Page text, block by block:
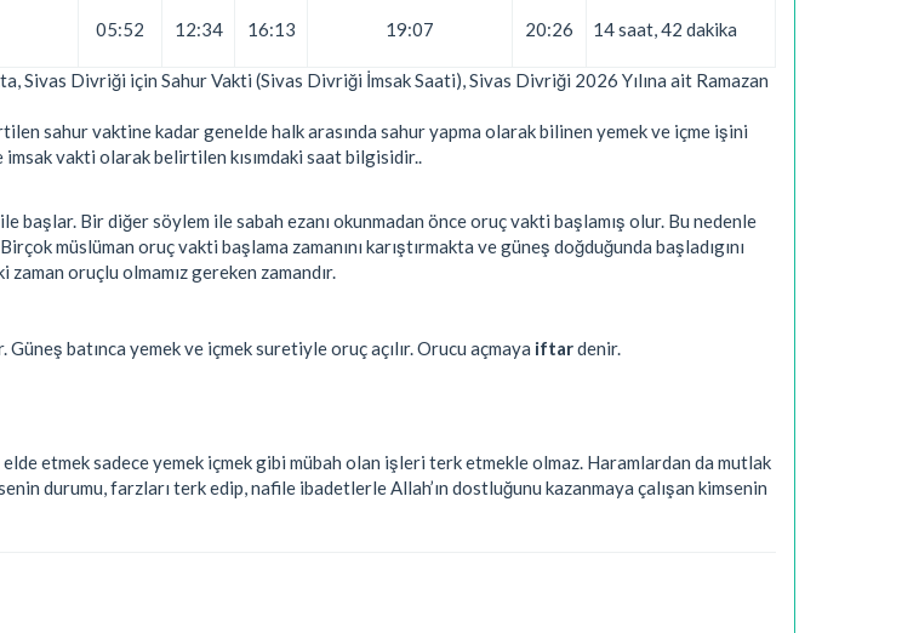
05:52 12:34 16:13 19:07 20:26 14 saat, 42 dakika
Divriği için Sahur Vakti (Sivas Divriği İmsak Saati), Sivas Divriği 2026 Yılına ait Ramazan
sahur vaktine kadar genelde halk arasında sahur yapma olarak bilinen yemek ve içme işini
vakti olarak belirtilen kısımdaki saat bilgisidir..
Bir diğer söylem ile sabah ezanı okunmadan önce oruç vakti başlamış olur. Bu nedenle
müslüman oruç vakti başlama zamanını karıştırmakta ve güneş doğduğunda başladıgını
oruçlu olmamız gereken zamandır.
batınca yemek ve içmek suretiyle oruç açılır. Orucu açmaya iftardenir.
etmek sadece yemek içmek gibi mübah olan işleri terk etmekle olmaz. Haramlardan da mutlak
durumu, farzları terk edip, nafile ibadetlerle Allah’ın dostluğunu kazanmaya çalışan kimsenin